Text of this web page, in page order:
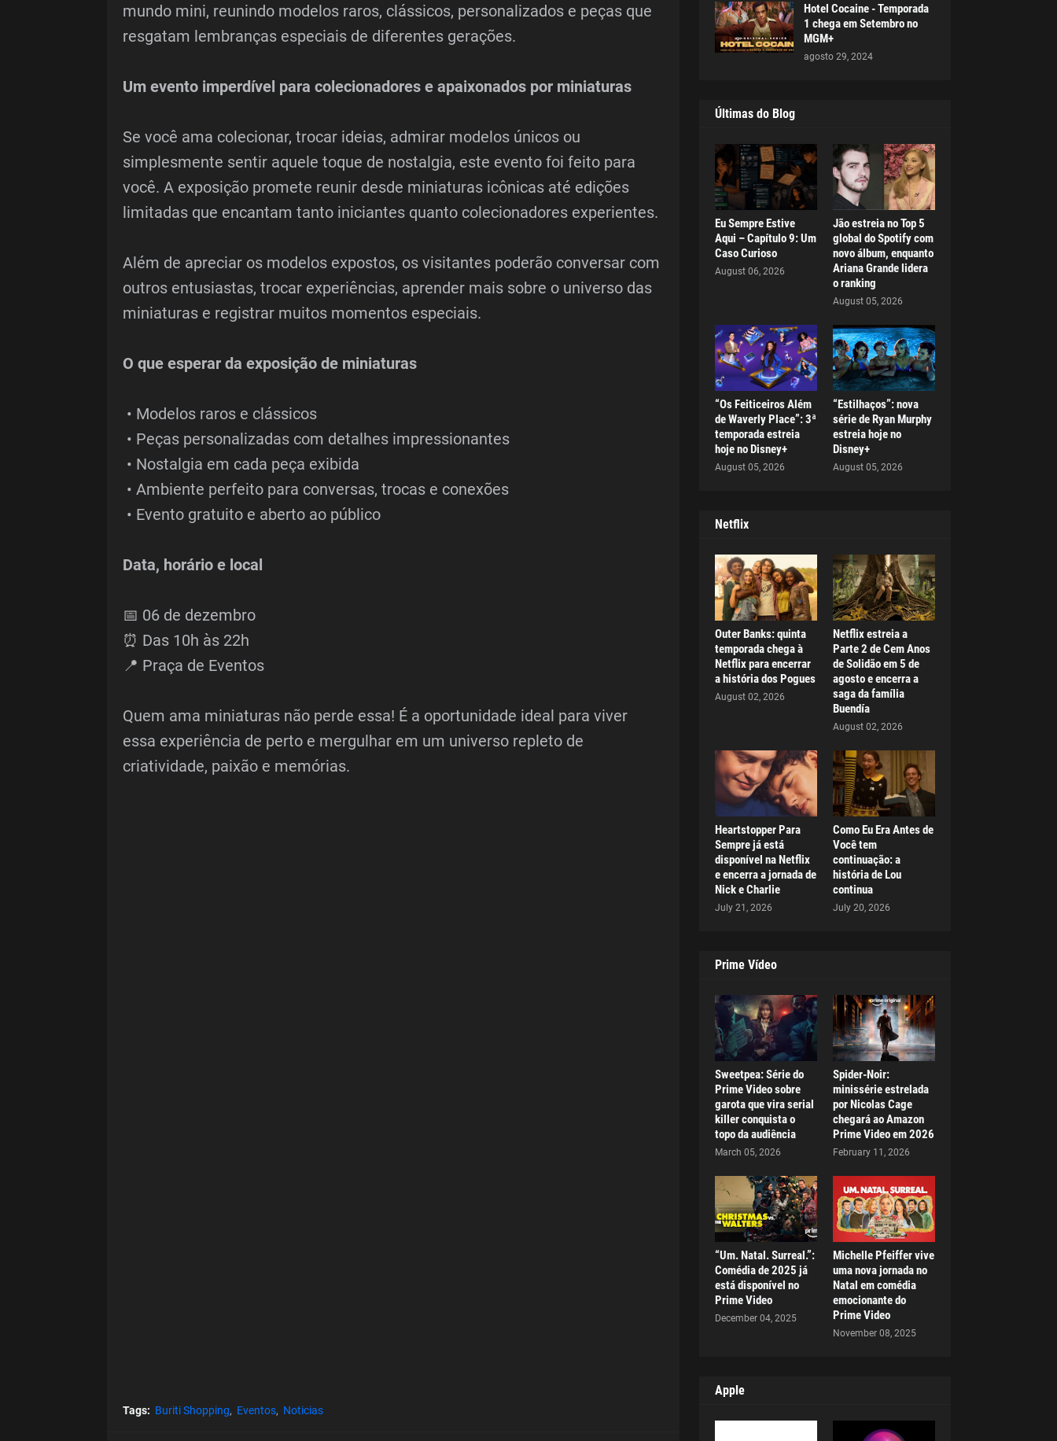
mundo mini, reunindo modelos raros, clássicos, personalizados e peças que
resgatam lembranças especiais de diferentes gerações.
Um evento imperdível para colecionadores e apaixonados por miniaturas
Se você ama colecionar, trocar ideias, admirar modelos únicos ou
simplesmente sentir aquele toque de nostalgia, este evento foi feito para
você. A exposição promete reunir desde miniaturas icônicas até edições
limitadas que encantam tanto iniciantes quanto colecionadores experientes.
Além de apreciar os modelos expostos, os visitantes poderão conversar com
outros entusiastas, trocar experiências, aprender mais sobre o universo das
miniaturas e registrar muitos momentos especiais.
O que esperar da exposição de miniaturas
• Modelos raros e clássicos
• Peças personalizadas com detalhes impressionantes
• Nostalgia em cada peça exibida
• Ambiente perfeito para conversas, trocas e conexões
• Evento gratuito e aberto ao público
Data, horário e local
📅 06 de dezembro
⏰ Das 10h às 22h
📍 Praça de Eventos
Quem ama miniaturas não perde essa! É a oportunidade ideal para viver
essa experiência de perto e mergulhar em um universo repleto de
criatividade, paixão e memórias.
Tags: Buriti Shopping Eventos Noticias
Hotel Cocaine - Temporada
1 chega em Setembro no
MGM+
agosto 29, 2024
Últimas do Blog
Eu Sempre Estive
Aqui – Capítulo 9: Um
Caso Curioso
August 06, 2026
Jão estreia no Top 5
global do Spotify com
novo álbum, enquanto
Ariana Grande lidera
o ranking
August 05, 2026
“Os Feiticeiros Além
de Waverly Place”: 3ª
temporada estreia
hoje no Disney+
August 05, 2026
“Estilhaços”: nova
série de Ryan Murphy
estreia hoje no
Disney+
August 05, 2026
Netflix
Outer Banks: quinta
temporada chega à
Netflix para encerrar
a história dos Pogues
August 02, 2026
Netflix estreia a
Parte 2 de Cem Anos
de Solidão em 5 de
agosto e encerra a
saga da família
Buendía
August 02, 2026
Heartstopper Para
Sempre já está
disponível na Netflix
e encerra a jornada de
Nick e Charlie
July 21, 2026
Como Eu Era Antes de
Você tem
continuação: a
história de Lou
continua
July 20, 2026
Prime Vídeo
Sweetpea: Série do
Prime Video sobre
garota que vira serial
killer conquista o
topo da audiência
March 05, 2026
Spider-Noir:
minissérie estrelada
por Nicolas Cage
chegará ao Amazon
Prime Video em 2026
February 11, 2026
“Um. Natal. Surreal.”:
Comédia de 2025 já
está disponível no
Prime Video
December 04, 2025
Michelle Pfeiffer vive
uma nova jornada no
Natal em comédia
emocionante do
Prime Video
November 08, 2025
Apple